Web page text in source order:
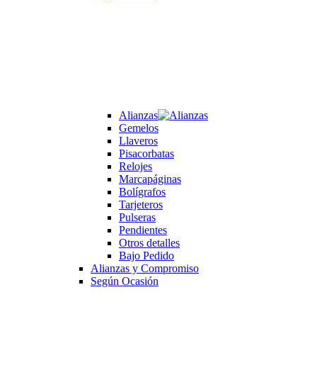
Alianzas
Gemelos
Llaveros
Pisacorbatas
Relojes
Marcapáginas
Bolígrafos
Tarjeteros
Pulseras
Pendientes
Otros detalles
Bajo Pedido
Alianzas y Compromiso
Según Ocasión